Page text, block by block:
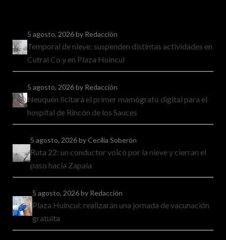
5 agosto, 2026by Redacción
Temporal de nieve: suspenden distintas actividades en
Cutral Co y en Plaza Huincul
5 agosto, 2026by Redacción
Neuquén licitará el primer mamógrafo digital para el
hospital de Rincón de los Sauces
5 agosto, 2026by Cecilia Soberón
Ruta 22: un conductor volcó por la nieve y cierran el
paso hacia Zapala
5 agosto, 2026by Redacción
Plaza Huincul: realizarán una jornada de vacunación
gratuita